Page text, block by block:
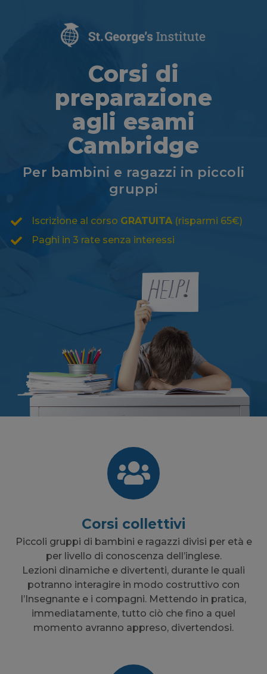
Corsi di
preparazione
agli esami
Cambridge
Per bambini e ragazzi in piccoli
gruppi
Iscrizione al corso GRATUITA(risparmi 65€)
Paghi in 3 rate senza interessi
Corsi collettivi
Piccoli gruppi di bambini e ragazzi divisi per età e
per livello di conoscenza dell’inglese.
Lezioni dinamiche e divertenti, durante le quali
potranno interagire in modo costruttivo con
l’Insegnante e i compagni. Mettendo in pratica,
immediatamente, tutto ciò che fino a quel
momento avranno appreso, divertendosi.